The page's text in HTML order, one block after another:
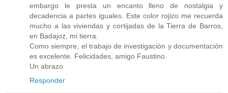
embargo le presta un encanto lleno de nostalgia y
decadencia a partes iguales. Este color rojizo me recuerda
mucho a las viviendas y cortijadas de la Tierra de Barros,
en Badajoz, mi tierra.
Como siempre, el trabajo de investigación y documentación
es excelente. Felicidades, amigo Faustino.
Un abrazo
Responder